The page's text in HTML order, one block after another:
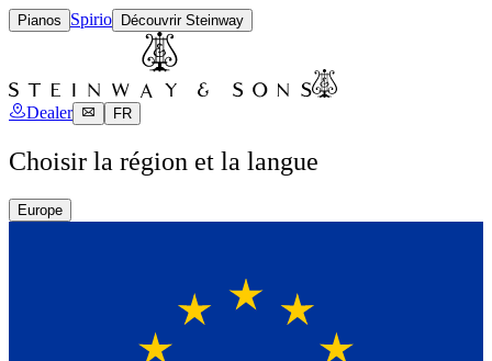
Pianos Spirio Découvrir Steinway
Dealer FR
Choisir la région et la langue
Europe